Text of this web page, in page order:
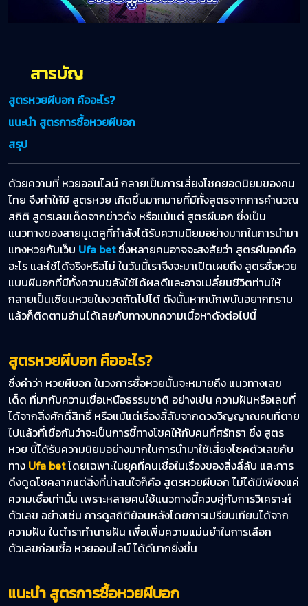
สูตรหวยผีบอก คืออะไร?
แนะนำ สูตรการซื้อหวยผีบอก
สรุป
ด้วยความที่ หวยออนไลน์ กลายเป็นการเสี่ยงโชคยอดนิยมของคน
ไทย จึงทำให้มี สูตรหวย เกิดขึ้นมากมายที่มีทั้งสูตรจากการคำนวณ
สถิติ สูตรเลขเด็ดจากข่าวดัง หรือแม้แต่ สูตรผีบอก ซึ่งเป็น
แนวทางของสายมูเตลูที่กำลังได้รับความนิยมอย่างมากในการนำมา
แทงหวยกับเว็บ Ufa betซึ่งหลายคนอาจจะสงสัยว่า สูตรผีบอกคือ
อะไร และใช้ได้จริงหรือไม่ ในวันนี้เราจึงจะมาเปิดเผยถึง สูตรซื้อหวย
แบบผีบอกที่มีทั้งความขลังใช้ได้ผลดีและอาจเปลี่ยนชีวิตท่านให้
กลายเป็นเซียนหวยในงวดถัดไปได้ ดังนั้นหากนักพนันอยากทราบ
แล้วก็ติดตามอ่านได้เลยกับทางบทความเนื้อหาดังต่อไปนี้
สูตรหวยผีบอก คืออะไร?
ซึ่งคำว่า หวยผีบอก ในวงการซื้อหวยนั้นจะหมายถึง แนวทางเลข
เด็ด ที่มากับความเชื่อเหนือธรรมชาติ อย่างเช่น ความฝันหรือเลขที่
ได้จากสิ่งศักดิ์สิทธิ์ หรือแม้แต่เรื่องลี้ลับจากดวงวิญญาณคนที่ตาย
ไปแล้วที่เชื่อกันว่าจะเป็นการชี้ทางโชคให้กับคนที่ศรัทธา ซึ่ง สูตร
หวย นี้ได้รับความนิยมอย่างมากในการนำมาใช้เสี่ยงโชคตัวเลขกับ
ทาง Ufa betโดยเฉพาะในยุคที่คนเชื่อในเรื่องของสิ่งลี้ลับ และการ
ดึงดูดโชคลาภแต่สิ่งที่น่าสนใจก็คือ สูตรหวยผีบอก ไม่ได้มีเพียงแค่
ความเชื่อเท่านั้น เพราะหลายคนใช้แนวทางนี้ควบคู่กับการวิเคราะห์
ตัวเลข อย่างเช่น การดูสถิติย้อนหลังโดยการเปรียบเทียบได้จาก
ความฝัน ในตำราทำนายฝัน เพื่อเพิ่มความแม่นยำในการเลือก
ตัวเลขก่อนซื้อ หวยออนไลน์ ได้ดีมากยิ่งขึ้น
แนะนำ สูตรการซื้อหวยผีบอก